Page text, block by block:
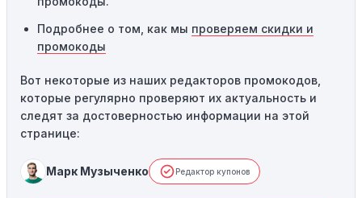
Подробнее о том, как мы проверяем скидки и
промокоды
Вот некоторые из наших редакторов промокодов,
которые регулярно проверяют их актуальность и
следят за достоверностью информации на этой
странице:
Марк Музыченко Редактор купонов